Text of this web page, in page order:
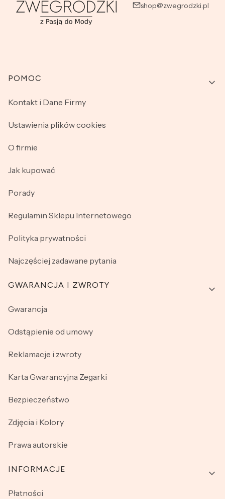
shop@zwegrodzki.pl
Linki w stopce
POMOC
Kontakt i Dane Firmy
Ustawienia plików cookies
O firmie
Jak kupować
Porady
Regulamin Sklepu Internetowego
Polityka prywatności
Najczęściej zadawane pytania
GWARANCJA I ZWROTY
Gwarancja
Odstąpienie od umowy
Reklamacje i zwroty
Karta Gwarancyjna Zegarki
Bezpieczeństwo
Zdjęcia i Kolory
Prawa autorskie
INFORMACJE
Płatności